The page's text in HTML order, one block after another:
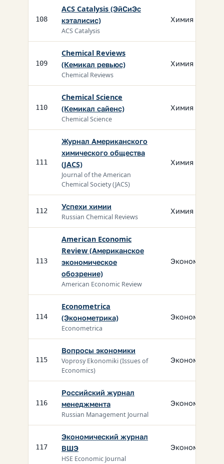
108
ACS Catalysis (ЭйСиЭс
кэталисис)
ACS Catalysis
Химия
109
Chemical Reviews
(Кемикал ревьюс)
Chemical Reviews
Химия
110
Chemical Science
(Кемикал сайенс)
Chemical Science
Химия
111
Журнал Американского
химического общества
(JACS)
Journal of the American
Chemical Society (JACS)
Химия
112 Успехи химии
Russian Chemical Reviews
Химия
113
American Economic
Review (Американское
экономическое
обозрение)
American Economic Review
Экономика
114
Econometrica
(Эконометрика)
Econometrica
Экономика
115
Вопросы экономики
Voprosy Ekonomiki (Issues of
Economics)
Экономика
116
Российский журнал
менеджмента
Russian Management Journal
Экономика
117
Экономический журнал
ВШЭ
HSE Economic Journal
Экономика